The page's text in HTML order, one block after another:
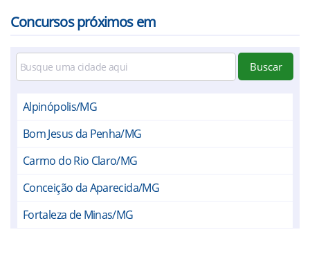
Concursos próximos em
Buscar
Alpinópolis/MG
Bom Jesus da Penha/MG
Carmo do Rio Claro/MG
Conceição da Aparecida/MG
Fortaleza de Minas/MG